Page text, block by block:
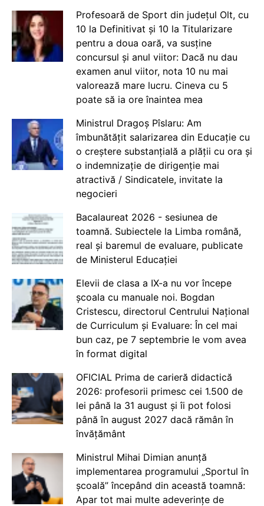
Profesoară de Sport din județul Olt, cu
10 la Definitivat și 10 la Titularizare
pentru a doua oară, va susține
concursul și anul viitor: Dacă nu dau
examen anul viitor, nota 10 nu mai
valorează mare lucru. Cineva cu 5
poate să ia ore înaintea mea
Ministrul Dragoș Pîslaru: Am
îmbunătățit salarizarea din Educație cu
o creștere substanțială a plății cu ora și
o indemnizație de dirigenție mai
atractivă / Sindicatele, invitate la
negocieri
Bacalaureat 2026 - sesiunea de
toamnă. Subiectele la Limba română,
real și baremul de evaluare, publicate
de Ministerul Educației
Elevii de clasa a IX-a nu vor începe
școala cu manuale noi. Bogdan
Cristescu, directorul Centrului Național
de Curriculum și Evaluare: În cel mai
bun caz, pe 7 septembrie le vom avea
în format digital
OFICIAL Prima de carieră didactică
2026: profesorii primesc cei 1.500 de
lei până la 31 august și îi pot folosi
până în august 2027 dacă rămân în
învățământ
Ministrul Mihai Dimian anunță
implementarea programului „Sportul în
școală” începând din această toamnă:
Apar tot mai multe adeverințe de